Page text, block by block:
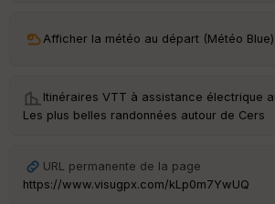
Afficher la météo au départ (Météo Blue)
Itinéraires VTT à assistance électrique
Les plus belles randonnées autour de Cers
URL permanente de la page
https://www.visugpx.com/kLp0m7YwUQ